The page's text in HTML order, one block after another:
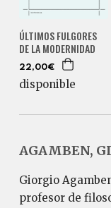
ÚLTIMOS FULGORES
DE LA MODERNIDAD
22,00€
disponible
AGAMBEN,
Giorgio
profesor de